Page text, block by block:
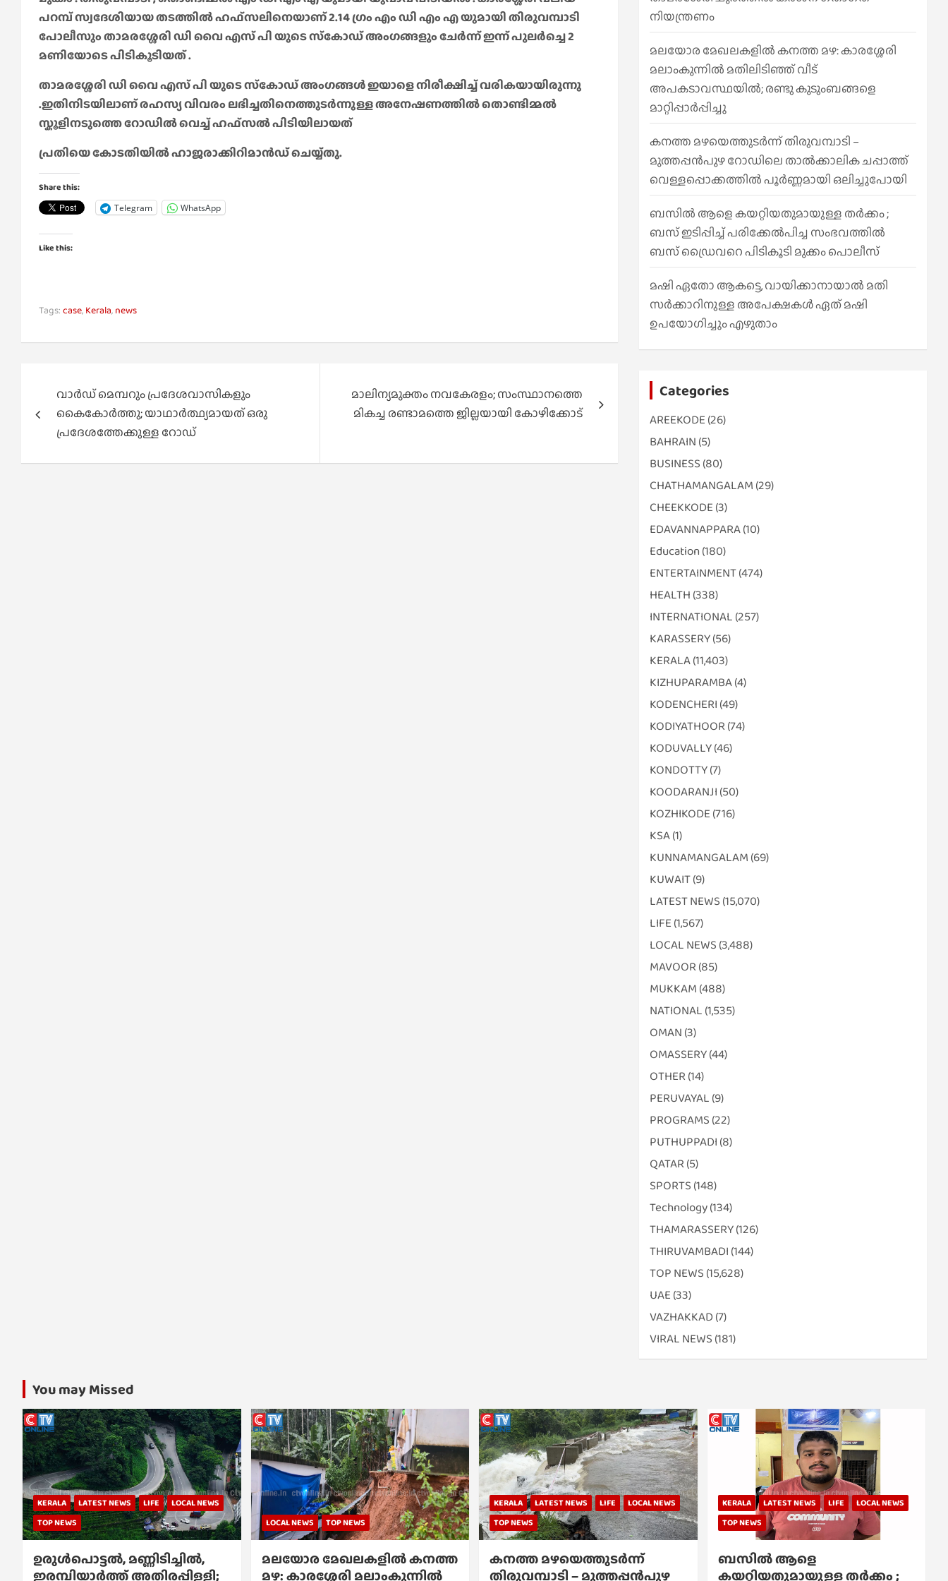
പറമ്പ് സ്വദേശിയായ തടത്തിൽ ഹഫ്സലിനെയാണ് 2.14 ഗ്രം എം ഡി എം എ യുമായി തിരുവമ്പാടി
പോലീസും താമരശ്ശേരി ഡി വൈ എസ്‌ പി യുടെ സ്‌കോഡ് അംഗങ്ങളും ചേർന്ന് ഇന്ന് പുലർച്ചെ 2
മണിയോടെ പിടികൂടിയത് .
താമരശ്ശേരി ഡി വൈ എസ്‌ പി യുടെ സ്‌കോഡ് അംഗങ്ങൾ ഇയാളെ നിരീക്ഷിച്ച് വരികയായിരുന്നു
.ഇതിനിടയിലാണ് രഹസ്യ വിവരം ലഭിച്ചതിനെത്തുടർന്നുള്ള അനേഷണത്തിൽ തൊണ്ടിമ്മൽ
സ്കൂളിനടുത്തെ റോഡിൽ വെച്ച് ഹഫ്സൽ പിടിയിലായത്
പ്രതിയെ കോടതിയിൽ ഹാജരാക്കിറിമാൻഡ് ചെയ്യ്തു.
Share this:
Telegram WhatsApp
Like this:
Tags: case, Kerala, news
navigation
വാർഡ് മെമ്പറും പ്രദേശവാസികളും
കൈകോർത്തു; യാഥാർത്ഥ്യമായത് ഒരു
പ്രദേശത്തേക്കുള്ള റോഡ്
മാലിന്യമുക്തം നവകേരളം; സംസ്ഥാനത്തെ
മികച്ച രണ്ടാമത്തെ ജില്ലയായി കോഴിക്കോട്
നിയന്ത്രണം
മലയോര മേഖലകളിൽ കനത്ത മഴ: കാരശ്ശേരി
മലാംകുന്നിൽ മതിലിടിഞ്ഞ് വീട്
അപകടാവസ്ഥയിൽ; രണ്ടു കുടുംബങ്ങളെ
മാറ്റിപ്പാർപ്പിച്ചു
കനത്ത മഴയെത്തുടർന്ന് തിരുവമ്പാടി –
മുത്തപ്പൻപുഴ റോഡിലെ താൽക്കാലിക ചപ്പാത്ത്
വെള്ളപ്പൊക്കത്തിൽ പൂർണ്ണമായി ഒലിച്ചുപോയി
ബസിൽ ആളെ കയറ്റിയതുമായുള്ള തർക്കം ;
ബസ് ഇടിപ്പിച്ച് പരിക്കേൽപിച്ച സംഭവത്തിൽ
ബസ് ഡ്രൈവറെ പിടികൂടി മുക്കം പൊലീസ്
മഷി ഏതോ ആകട്ടെ, വായിക്കാനായാൽ മതി​
സർക്കാറിനുള്ള അപേക്ഷകൾ ഏത് മഷി
ഉപയോഗിച്ചും എഴുതാം
Categories
AREEKODE (26)
BAHRAIN (5)
BUSINESS (80)
CHATHAMANGALAM (29)
CHEEKKODE (3)
EDAVANNAPPARA(10)
Education (180)
ENTERTAINMENT(474)
HEALTH (338)
INTERNATIONAL (257)
KARASSERY(56)
KERALA(11,403)
KIZHUPARAMBA(4)
KODENCHERI (49)
KODIYATHOOR (74)
KODUVALLY(46)
KONDOTTY(7)
KOODARANJI (50)
KOZHIKODE (716)
KSA(1)
KUNNAMANGALAM (69)
KUWAIT(9)
LATEST NEWS (15,070)
LIFE (1,567)
LOCAL NEWS (3,488)
MAVOOR (85)
MUKKAM (488)
NATIONAL (1,535)
OMAN (3)
OMASSERY(44)
OTHER (14)
PERUVAYAL (9)
PROGRAMS (22)
PUTHUPPADI (8)
QATAR (5)
SPORTS (148)
Technology(134)
THAMARASSERY(126)
THIRUVAMBADI (144)
TOP NEWS (15,628)
UAE (33)
VAZHAKKAD(7)
VIRAL NEWS (181)
You may Missed
KERALA LATEST NEWS LIFE
LOCAL NEWS
TOP NEWS
ഉരുൾപൊട്ടൽ, മണ്ണിടിച്ചിൽ,
ഇരമ്പിയാര്‍ത്ത് അതിരപ്പിള്ളി;
LOCAL NEWS TOP NEWS
മലയോര മേഖലകളിൽ കനത്ത
മഴ: കാരശ്ശേരി മലാംകുന്നിൽ
KERALA LATEST NEWS LIFE
LOCAL NEWS
TOP NEWS
കനത്ത മഴയെത്തുടർന്ന്
തിരുവമ്പാടി – മുത്തപ്പൻപുഴ
KERALA LATEST NEWS LIFE
LOCAL NEWS
TOP NEWS
ബസിൽ ആളെ
കയറ്റിയതുമായുള്ള തർക്കം ;